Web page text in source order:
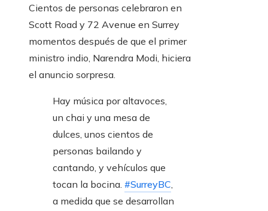
Cientos de personas celebraron en
Scott Road y 72 Avenue en Surrey
momentos después de que el primer
ministro indio, Narendra Modi, hiciera
el anuncio sorpresa.
Hay música por altavoces,
un chai y una mesa de
dulces, unos cientos de
personas bailando y
cantando, y vehículos que
tocan la bocina. #SurreyBC,
a medida que se desarrollan